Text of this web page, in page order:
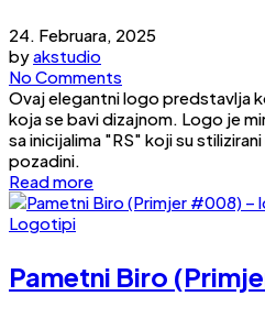
24. Februara, 2025
byakstudio
No Comments
Ovaj elegantni logo predstavlja
koja se bavi dizajnom. Logo je
sa inicijalima "RS" koji su
pozadini.
Read more
Logotipi
Pametni Biro